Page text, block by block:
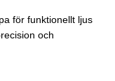
för funktionellt ljus
och